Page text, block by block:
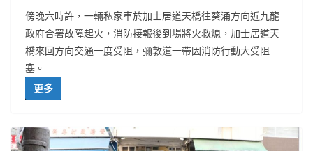
傍晚六時許，一輛私家車於加士居道天橋往葵涌方向近九龍
政府合署故障起火，消防接報後到場將火救熄，加士居道天
橋來回方向交通一度受阻，彌敦道一帶因消防行動大受阻
塞。
更多